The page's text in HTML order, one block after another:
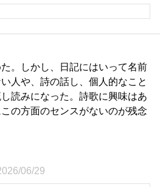
。しかし、日記にはいって名前
人や、詩の話し、個人的なこと
読みになった。詩歌に興味はあ
の方面のセンスがないのが残念
06/29